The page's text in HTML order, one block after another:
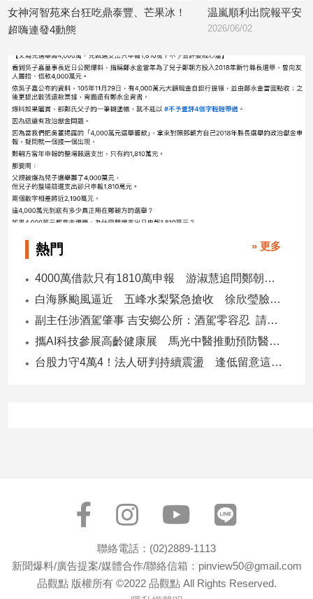
娛
樂
娛
樂
星
聞
流
行/
時
尚
追
星
生
建
築/
內
設
健
女神河智苑來台狂吃鼎泰豐、芒果冰！
超嗨連發4動態
温嵐順利出院報平安
2026/06/02
熱門 » 更多
4000萬借款只有1810萬申報 游淑慧追問鄭朝方：2190萬差額去哪了
白海豚颱風逼近 五峰水梨緊急搶收 徐欣瑩臉書急呼「搶救五峰水梨」
副主任涉酒駕肇事 吉安鄉公所：酒駕零容忍 請辭獲准
攜AI科技參展高齡健康展 馬光中醫推動預防醫學迎接長壽新經濟
台股力守4萬4！法人研判持續震盪 逢低留意這些族群
聯絡電話：(02)2889-1113
新聞爆料/廣告提案/媒體合作/聯絡信箱：pinview50@gmail.com
品觀點 版權所有 ©2022 品觀點 All Rights Reserved.